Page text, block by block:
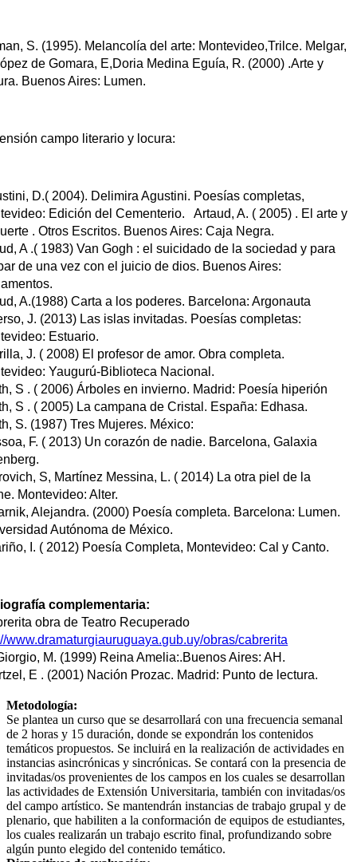
S. (1995). Melancolía del arte: Montevideo,Trilce. Melgar,
de Gomara, E,Doria Medina Eguía, R. (2000) .Arte y
Buenos Aires: Lumen.
campo literario y locura:
D.( 2004). Delimira Agustini. Poesías completas,
Edición del Cementerio.   Artaud, A. ( 2005) . El arte y
. Otros Escritos. Buenos Aires: Caja Negra.
A .( 1983) Van Gogh : el suicidado de la sociedad y para
de una vez con el juicio de dios. Buenos Aires:
A.(1988) Carta a los poderes. Barcelona: Argonauta
J. (2013) Las islas invitadas. Poesías completas:
Estuario.
J. ( 2008) El profesor de amor. Obra completa.
Yaugurú-Biblioteca Nacional.
S . ( 2006) Árboles en invierno. Madrid: Poesía hiperión
S . ( 2005) La campana de Cristal. España: Edhasa.
S. (1987) Tres Mujeres. México:
F. ( 2013) Un corazón de nadie. Barcelona, Galaxia
S, Martínez Messina, L. ( 2014) La otra piel de la
Montevideo: Alter.
Alejandra. (2000) Poesía completa. Barcelona: Lumen.
Autónoma de México.
I. ( 2012) Poesía Completa, Montevideo: Cal y Canto.
complementaria:
www.dramaturgiauruguaya.gub.uy/obras/cabrerita
M. (1999) Reina Amelia:.Buenos Aires: AH.
E . (2001) Nación Prozac. Madrid: Punto de lectura.
Metodología:
Se plantea un curso que se desarrollará con una frecuencia semanal
de 2 horas y 15 duración, donde se expondrán los contenidos
temáticos propuestos. Se incluirá en la realización de actividades en
instancias asincrónicas y sincrónicas. Se contará con la presencia de
invitadas/os provenientes de los campos en los cuales se desarrollan
las actividades de Extensión Universitaria, también con invitadas/os
del campo artístico. Se mantendrán instancias de trabajo grupal y de
plenario, que habiliten a la conformación de equipos de estudiantes,
los cuales realizarán un trabajo escrito final, profundizando sobre
algún punto elegido del contenido temático.